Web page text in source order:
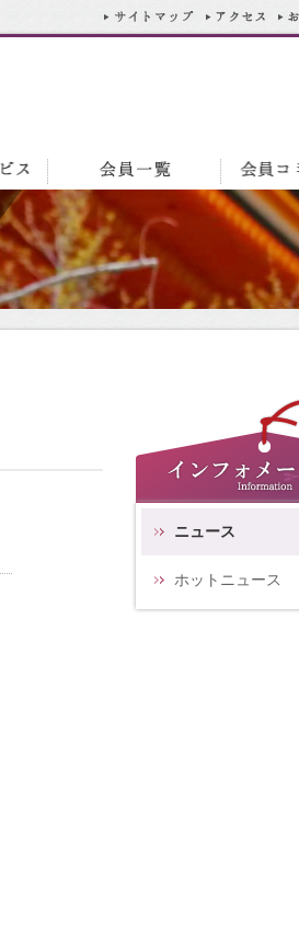
ニュース
ホットニュース